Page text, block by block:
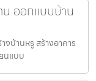
น ออกแบบบ้าน
งบ้านหรู สร้างอาคาร
นแบบ